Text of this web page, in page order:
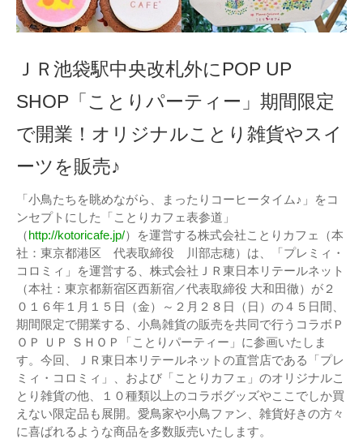
ＪＲ池袋駅中央改札外にPOP UP
SHOP「ことりパーティー」期間限定
で開業！オリジナルことり雑貨やスイ
ーツを販売♪
「小鳥たちを眺めながら、まったりコーヒータイム♪」をコ
ンセプトにした「ことりカフェ表参道」
（http://kotoricafe.jp/）を運営する株式会社ことりカフェ（本
社：東京都港区 代表取締役 川部志穂）は、「プレミィ・
コロミィ」を運営する、株式会社ＪＲ東日本リテールネット
（本社：東京都新宿区西新宿／代表取締役 大和田徹）が２
０１６年１月１５日（金）～２月２８日（日）の４５日間、
期間限定で開業する、小鳥雑貨の販売を共同で行うコラボＰ
ＯＰ ＵＰ ＳＨＯＰ「ことりパーティー」に参画いたしま
す。今回、ＪＲ東日本リテールネットの直営店である「プレ
ミィ・コロミィ」、および「ことりカフェ」のオリジナルこ
とり雑貨の他、１０種類以上のコラボグッズやここでしか買
えない限定品も展開。愛鳥家や小鳥ファン、雑貨好きの方々
に喜ばれるような商品を多数販売いたします。